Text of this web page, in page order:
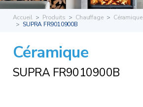
Accueil Produits Chauffage
Céramique
SUPRA FR9010900B
Céramique
SUPRA FR9010900B